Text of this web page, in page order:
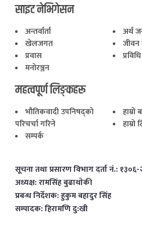
साइट नेभिगेसन
अन्तर्वार्ता
अर्थ
खेलजगत
प्रवास
प्रविधि
मनोरञ्जन
महत्वपूर्ण लिङ्कहरू
भाैतिकवादी उपनिषद्काे
परिचर्चा गरिने
हाम्राे
हाम्राे
सम्पर्क
सूचना तथा प्रसारण विभाग दर्ता नं.:
अध्यक्ष: रामसिंह बुढाथाेकी
प्रबन्ध निर्देशक: हुकुम बहादुर सिंह
सम्पादक: हिरामणि दु:खी